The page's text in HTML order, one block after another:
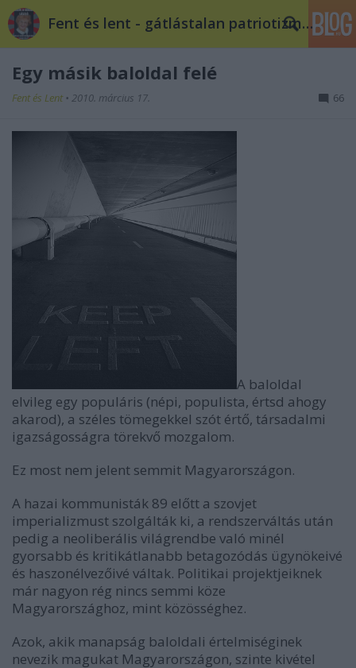
Fent és lent - gátlástalan patriotizmus
Egy másik baloldal felé
Fent és Lent • 2010. március 17. 66
A baloldal
elvileg egy populáris (népi, populista, értsd ahogy
akarod), a széles tömegekkel szót értő, társadalmi
igazságosságra törekvő mozgalom.
Ez most nem jelent semmit Magyarországon.
A hazai kommunisták 89 előtt a szovjet
imperializmust szolgálták ki, a rendszerváltás után
pedig a neoliberális világrendbe való minél
gyorsabb és kritikátlanabb betagozódás ügynökeivé
és haszonélvezőivé váltak. Politikai projektjeiknek
már nagyon rég nincs semmi köze
Magyarországhoz, mint közösséghez.
Azok, akik manapság baloldali értelmiséginek
nevezik magukat Magyarországon, szinte kivétel